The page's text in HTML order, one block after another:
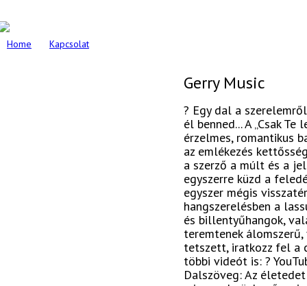
Home Kapcsolat
Gerry Music
? Egy dal a
él benned... A „Csak
érzelmes, romantikus
az emlékezés
a szerző a múlt és a
egyszerre küzd a
egyszer mégis
hangszerelésben a
és billentyűhangok,
teremtenek
tetszett, iratkozz fel a
többi videót is: ?
Dalszöveg: Az